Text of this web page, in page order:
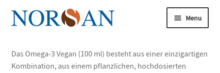
Spring
til
Spring
til
Menu
Køb nu
Udfold
Das Omega-3 Vegan (100 ml) besteht aus einer einzigartigen
Kombination, aus einem pflanzlichen, hochdosierten